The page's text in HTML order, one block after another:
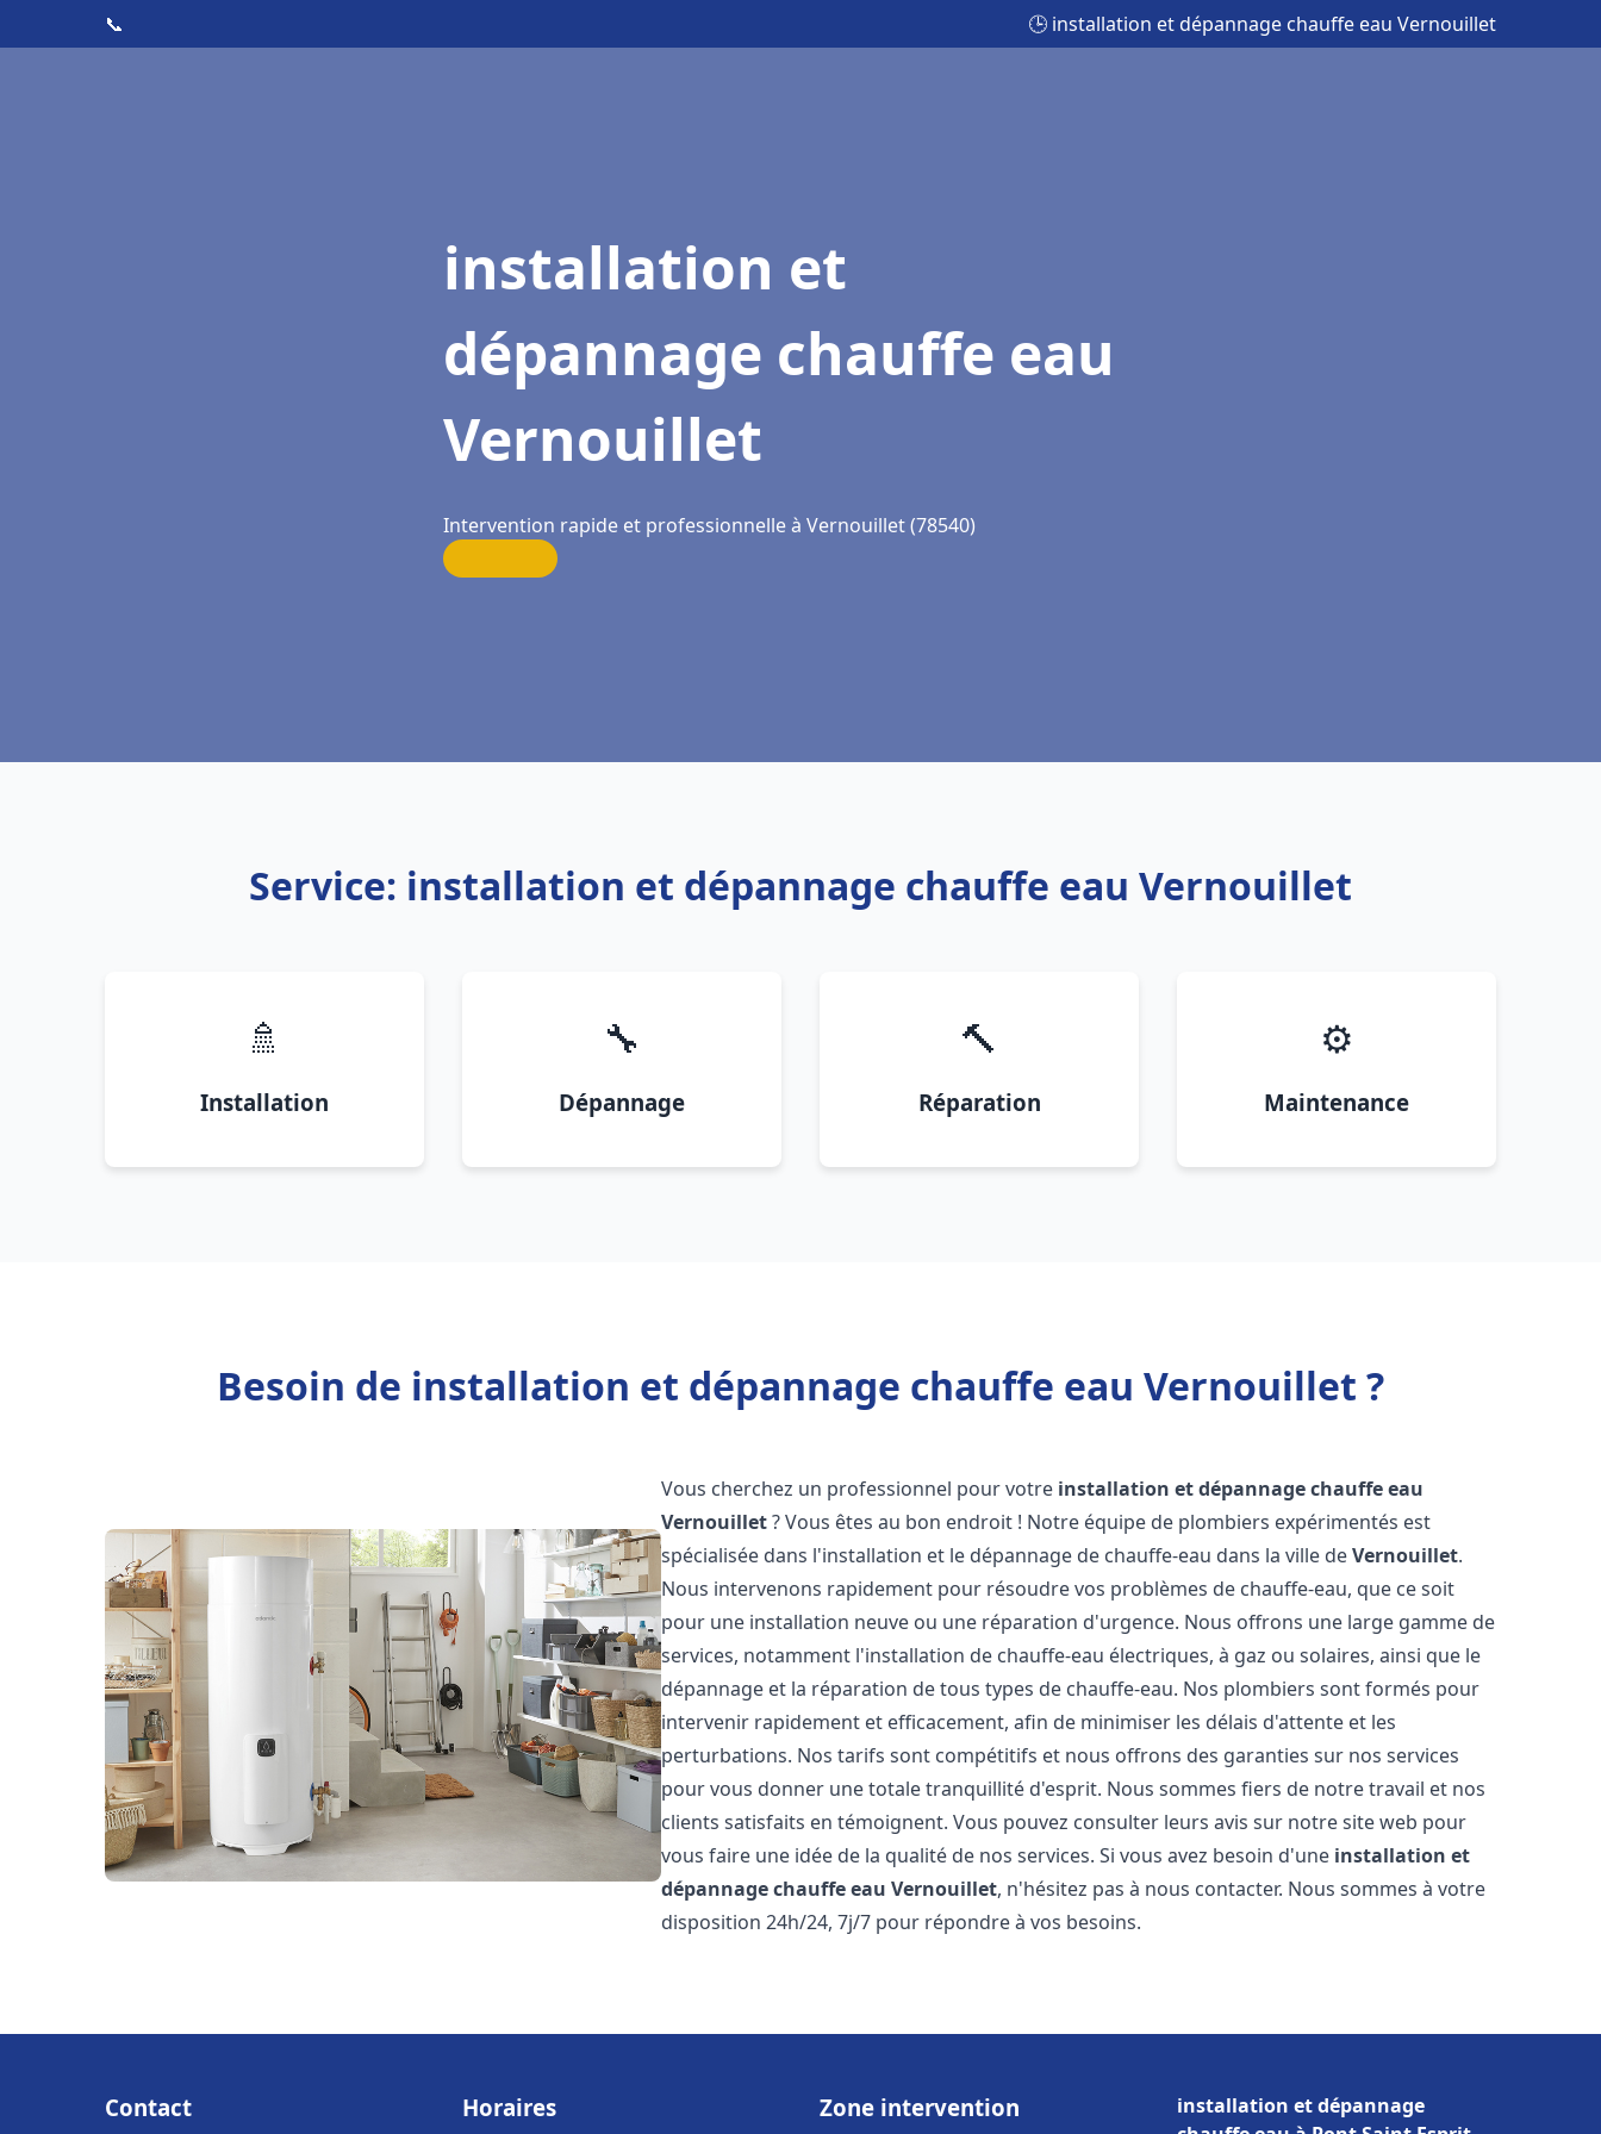
📞 🕒 installation et dépannage chauffe eau Vernouillet
installation et
dépannage chauffe eau
Vernouillet
Intervention rapide et professionnelle à Vernouillet (78540)
Service: installation et dépannage chauffe eau Vernouillet
🚿
Installation
🔧
Dépannage
🔨
Réparation
⚙️
Maintenance
Besoin de installation et dépannage chauffe eau Vernouillet ?
Vous cherchez un professionnel pour votre installation et dépannage chauffe eau
Vernouillet? Vous êtes au bon endroit ! Notre équipe de plombiers expérimentés est
spécialisée dans l'installation et le dépannage de chauffe-eau dans la ville deVernouillet.
Nous intervenons rapidement pour résoudre vos problèmes de chauffe-eau, que ce soit
pour une installation neuve ou une réparation d'urgence. Nous offrons une large gamme de
services, notamment l'installation de chauffe-eau électriques, à gaz ou solaires, ainsi que le
dépannage et la réparation de tous types de chauffe-eau. Nos plombiers sont formés pour
intervenir rapidement et efficacement, afin de minimiser les délais d'attente et les
perturbations. Nos tarifs sont compétitifs et nous offrons des garanties sur nos services
pour vous donner une totale tranquillité d'esprit. Nous sommes fiers de notre travail et nos
clients satisfaits en témoignent. Vous pouvez consulter leurs avis sur notre site web pour
vous faire une idée de la qualité de nos services. Si vous avez besoin d'une installation et
dépannage chauffe eau Vernouillet, n'hésitez pas à nous contacter. Nous sommes à votre
disposition 24h/24, 7j/7 pour répondre à vos besoins.
Contact Horaires Zone intervention
installation et dépannage